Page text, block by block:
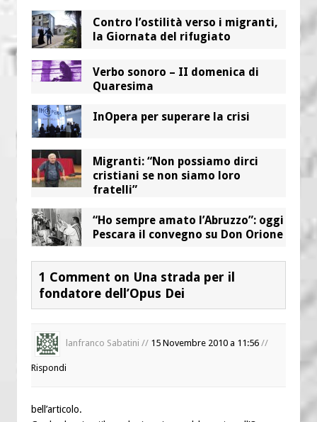
Contro l’ostilità verso i migranti,
la Giornata del rifugiato
Verbo sonoro – II domenica di
Quaresima
InOpera per superare la crisi
Migranti: “Non possiamo dirci
cristiani se non siamo loro
fratelli”
“Ho sempre amato l’Abruzzo”: oggi
Pescara il convegno su Don Orione
1 Comment on Una strada per il
fondatore dell’Opus Dei
lanfranco Sabatini // 15 Novembre 2010 a 11:56 //
Rispondi
bell’articolo.